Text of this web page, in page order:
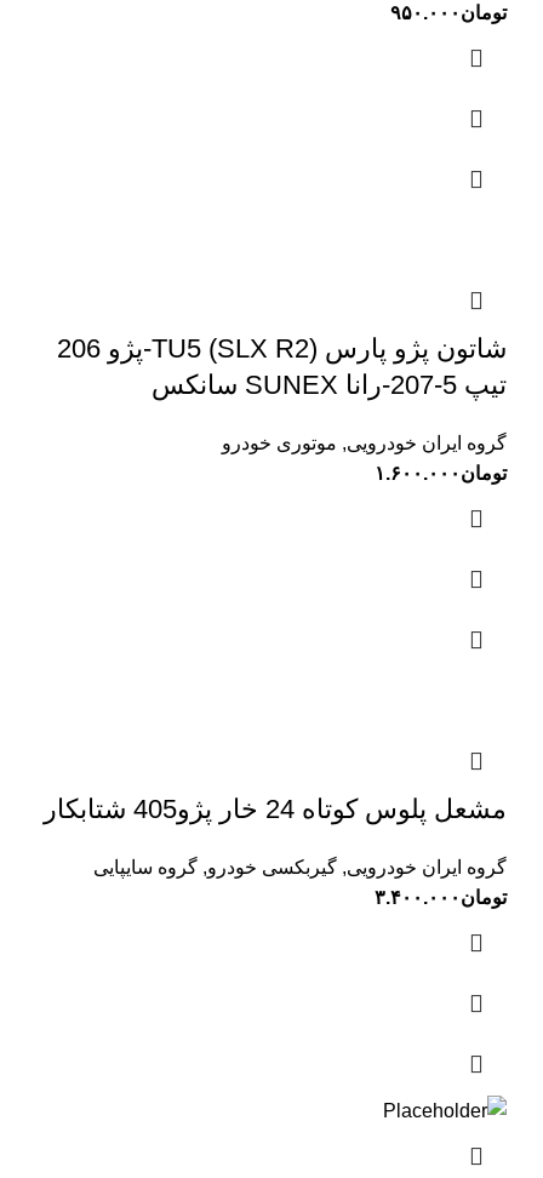
تومان ۹۵۰.۰۰۰
شاتون پژو پارس (SLX R2) TU5-پژو 206
تیپ 5-207-رانا SUNEX سانکس
گروه ایران خودرویی, موتوری خودرو
تومان ۱.۶۰۰.۰۰۰
مشعل پلوس کوتاه 24 خار پژو405 شتابکار
گروه ایران خودرویی, گیربکسی خودرو, گروه سایپایی
تومان ۳.۴۰۰.۰۰۰